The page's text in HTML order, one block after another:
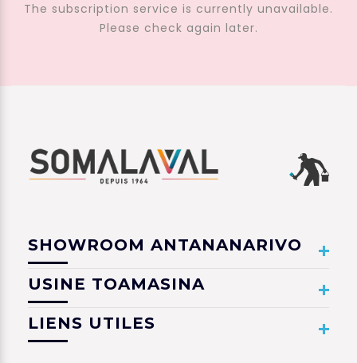
The subscription service is currently unavailable.
Please check again later.
SHOWROOM ANTANANARIVO
USINE TOAMASINA
LIENS UTILES